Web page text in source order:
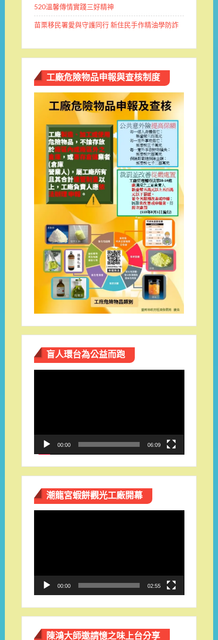
520溫馨傳情實踐三好精神
苗栗移民署愛與守護同行 新住民手作精油學防詐
工廠危險物品申報與查核制度
盲人環台​為公益而跑
00:00 06:09
潮龍宮蝦餅觀光工廠開幕
00:00 02:55
陳鴻大師邀請憶之味上台分享